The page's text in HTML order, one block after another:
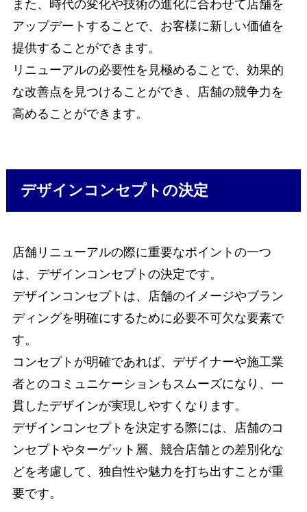
また、時代の変化や技術の進化に合わせて店舗を
アップデートすることで、お客様に新しい価値を
提供することができます。
リニューアルの必要性を見極めることで、効果的
な改善点を見つけることができ、店舗の競争力を
高めることができます。
デザインコンセプトの決定
店舗リニューアルの際に重要なポイントの一つ
は、デザインコンセプトの決定です。
デザインコンセプトは、店舗のイメージやブラン
ディングを明確にするために必要不可欠な要素で
す。
コンセプトが明確であれば、デザイナーや施工業
者とのコミュニケーションもスムーズになり、一
貫したデザインが実現しやすくなります。
デザインコンセプトを決定する際には、店舗のコ
ンセプトやターゲット層、競合店舗との差別化な
どを考慮して、独自性や魅力を打ち出すことが重
要です。